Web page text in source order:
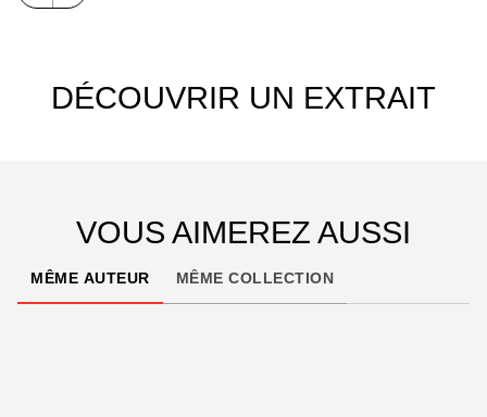
DÉCOUVRIR UN EXTRAIT
VOUS AIMEREZ AUSSI
MÊME AUTEUR MÊME COLLECTION